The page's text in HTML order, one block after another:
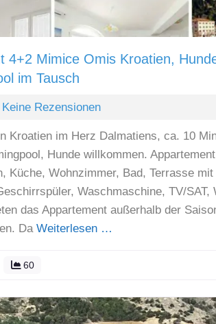
4+2 Mimice Omis Kroatien,
im Tausch
Keine Rezensionen
Kroatien im Herz Dalmatiens, ca. 10
Hunde willkommen.
Küche, Wohnzimmer, Bad, Terrasse
Waschmaschine, TV/SAT,
das Appartement außerhalb der
Da Weiterlesen …
60